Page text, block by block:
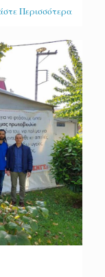
Περισσότερα